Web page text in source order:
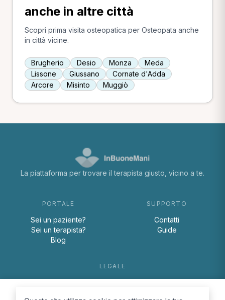
anche in altre città
Scopri prima visita osteopatica per Osteopata anche
in città vicine.
Brugherio Desio Monza
Meda
Lissone
Giussano
Cornate d'Adda
Arcore
Misinto Muggiò
La piattaforma per trovare il terapista giusto, vicino a te.
PORTALE
Sei un paziente?
Sei un terapista?
Blog
SUPPORTO
Contatti
Guide
LEGALE